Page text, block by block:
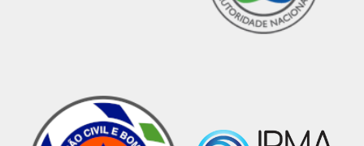
Nesta senda, o Serviço Regional de Proteção
Proteção Civil subordinada ao tema
“Preservação de Cenários de Crime”, que teve